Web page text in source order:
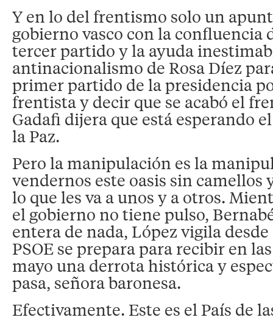
Y en lo del frentismo solo un
gobierno vasco con la confluencia
tercer partido y la ayuda
antinacionalismo de Rosa Díez
primer partido de la presidencia
frentista y decir que se acabó el
Gadafi dijera que está esperando
la Paz.
Pero la manipulación es la
vendernos este oasis sin camellos
lo que les va a unos y a otros.
el gobierno no tiene pulso,
entera de nada, López vigila
PSOE se prepara para recibir en
mayo una derrota histórica y
pasa, señora baronesa.
Efectivamente. Este es el País de